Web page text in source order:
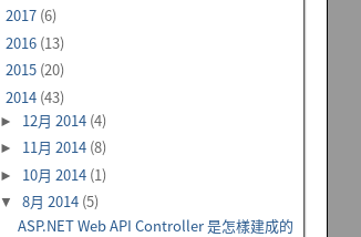
2017 (6)
2016 (13)
2015 (20)
2014 (43)
► 12月 2014 (4)
► 11月 2014 (8)
► 10月 2014 (1)
▼8月 2014 (5)
ASP.NET Web API Controller 是怎樣建成的